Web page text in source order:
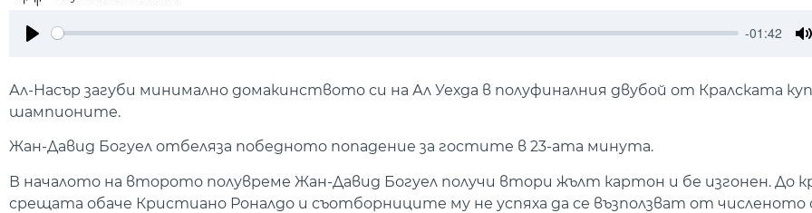
-01:42
Ал-Насър загуби минимално домакинството си на Ал Уехда в полуфиналния двубой от Кралската
шампионите.
Жан-Давид Богуел отбеляза победното попадение за гостите в 23-ата минута.
В началото на второто полувреме Жан-Давид Богуел получи втори жълт картон и бе изгонен. До
срещата обаче Кристиано Роналдо и съотборниците му не успяха да се възползват от численото